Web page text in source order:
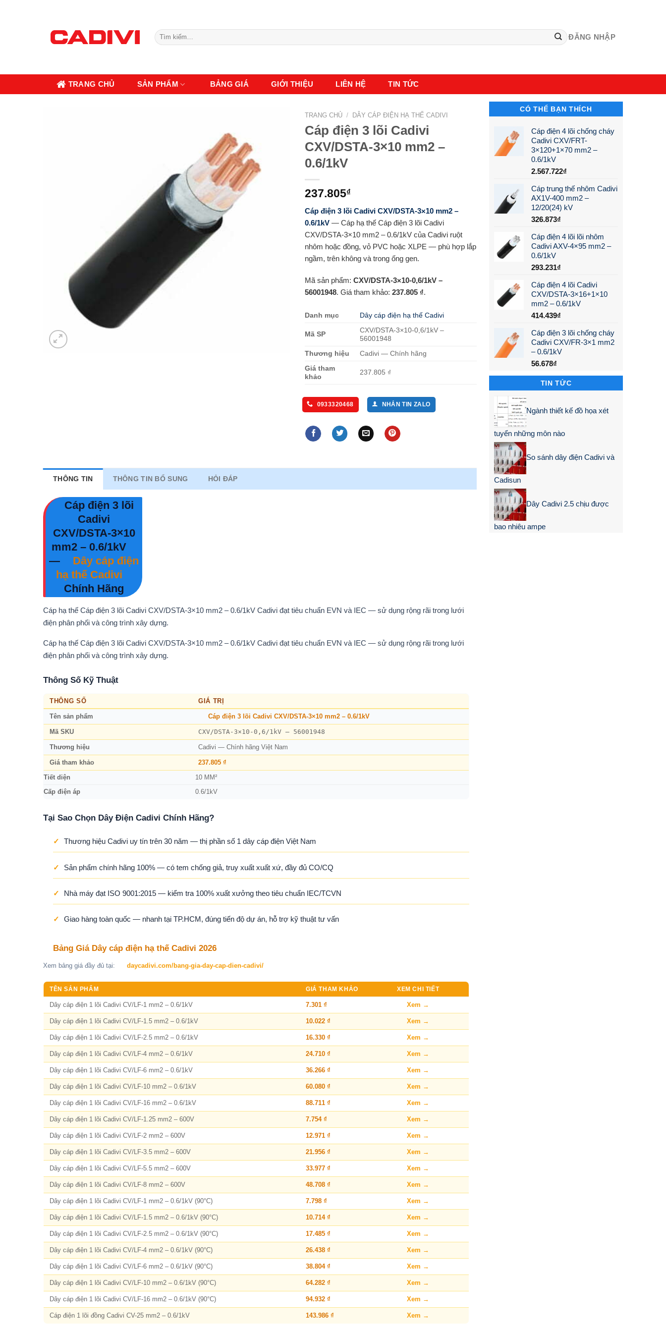
Tìm
kiếm:
ĐĂNG NHẬP
TRANG CHỦ SẢN PHẨM BẢNG GIÁ GIỚI THIỆU LIÊN HỆ TIN TỨC
CÓ THỂ BẠN THÍCH
Cáp điện 4 lõi chống cháy
Cadivi CXV/FRT-
3×120+1×70 mm2 –
0.6/1kV
2.567.722₫
Cáp trung thế nhôm Cadivi
AX1V-400 mm2 –
12/20(24) kV
326.873₫
Cáp điện 4 lõi lõi nhôm
Cadivi AXV-4×95 mm2 –
0.6/1kV
293.231₫
Cáp điện 4 lõi Cadivi
CXV/DSTA-3×16+1×10
mm2 – 0.6/1kV
414.439₫
Cáp điện 3 lõi chống cháy
Cadivi CXV/FR-3×1 mm2
– 0.6/1kV
56.678₫
TIN TỨC
Ngành thiết kế đồ họa xét
tuyển những môn nào
So sánh dây điện Cadivi và
Cadisun
Dây Cadivi 2.5 chịu được
bao nhiêu ampe
TRANG CHỦ / DÂY CÁP ĐIỆN HẠ THẾ CADIVI
Cáp điện 3 lõi Cadivi
CXV/DSTA-3×10 mm2 –
0.6/1kV
237.805₫
Cáp điện 3 lõi Cadivi CXV/DSTA-3×10 mm2 –
0.6/1kV— Cáp hạ thế Cáp điện 3 lõi Cadivi
CXV/DSTA-3×10 mm2 – 0.6/1kV của Cadivi ruột
nhôm hoặc đồng, vỏ PVC hoặc XLPE — phù hợp lắp
ngầm, trên không và trong ống gen.
Mã sản phẩm: CXV/DSTA-3×10-0,6/1kV –
56001948. Giá tham khảo: 237.805 ₫.
Danh mục Dây cáp điện hạ thế Cadivi
Mã SP
CXV/DSTA-3×10-0,6/1kV –
56001948
Thương hiệu
Cadivi — Chính hãng
Giá tham
khảo
237.805 ₫
0933320468 NHẮN TIN ZALO
THÔNG TIN THÔNG TIN BỔ SUNG HỎI ĐÁP
Cáp điện 3 lõi
Cadivi
CXV/DSTA-3×10
mm2 – 0.6/1kV
—
Dây cáp điện
hạ thế Cadivi
Chính Hãng
Cáp hạ thế Cáp điện 3 lõi Cadivi CXV/DSTA-3×10 mm2 – 0.6/1kV Cadivi đạt tiêu chuẩn EVN và IEC — sử dụng rộng rãi trong lưới
điện phân phối và công trình xây dựng.
Cáp hạ thế Cáp điện 3 lõi Cadivi CXV/DSTA-3×10 mm2 – 0.6/1kV Cadivi đạt tiêu chuẩn EVN và IEC — sử dụng rộng rãi trong lưới
điện phân phối và công trình xây dựng.
Thông Số Kỹ Thuật
THÔNG SỐ GIÁ TRỊ
Tên sản phẩm Cáp điện 3 lõi Cadivi CXV/DSTA-3×10 mm2 – 0.6/1kV
Mã SKU CXV/DSTA-3×10-0,6/1kV – 56001948
Thương hiệu Cadivi — Chính hãng Việt Nam
Giá tham khảo 237.805 ₫
Tiết diện 10 MM²
Cấp điện áp 0.6/1kV
Tại Sao Chọn Dây Điện Cadivi Chính Hãng?
✓ Thương hiệu Cadivi uy tín trên 30 năm — thị phần số 1 dây cáp điện Việt Nam
✓ Sản phẩm chính hãng 100% — có tem chống giả, truy xuất xuất xứ, đầy đủ CO/CQ
✓ Nhà máy đạt ISO 9001:2015 — kiểm tra 100% xuất xưởng theo tiêu chuẩn IEC/TCVN
✓ Giao hàng toàn quốc — nhanh tại TP.HCM, đúng tiến độ dự án, hỗ trợ kỹ thuật tư vấn
Bảng Giá Dây cáp điện hạ thế Cadivi 2026
Xem bảng giá đầy đủ tại: daycadivi.com/bang-gia-day-cap-dien-cadivi/
TÊN SẢN PHẨM GIÁ THAM KHẢO XEM CHI TIẾT
Dây cáp điện 1 lõi Cadivi CV/LF-1 mm2 – 0.6/1kV 7.301 ₫ Xem →
Dây cáp điện 1 lõi Cadivi CV/LF-1.5 mm2 – 0.6/1kV 10.022 ₫ Xem →
Dây cáp điện 1 lõi Cadivi CV/LF-2.5 mm2 – 0.6/1kV 16.330 ₫ Xem →
Dây cáp điện 1 lõi Cadivi CV/LF-4 mm2 – 0.6/1kV 24.710 ₫ Xem →
Dây cáp điện 1 lõi Cadivi CV/LF-6 mm2 – 0.6/1kV 36.266 ₫ Xem →
Dây cáp điện 1 lõi Cadivi CV/LF-10 mm2 – 0.6/1kV 60.080 ₫ Xem →
Dây cáp điện 1 lõi Cadivi CV/LF-16 mm2 – 0.6/1kV 88.711 ₫ Xem →
Dây cáp điện 1 lõi Cadivi CV/LF-1.25 mm2 – 600V 7.754 ₫ Xem →
Dây cáp điện 1 lõi Cadivi CV/LF-2 mm2 – 600V 12.971 ₫ Xem →
Dây cáp điện 1 lõi Cadivi CV/LF-3.5 mm2 – 600V 21.956 ₫ Xem →
Dây cáp điện 1 lõi Cadivi CV/LF-5.5 mm2 – 600V 33.977 ₫ Xem →
Dây cáp điện 1 lõi Cadivi CV/LF-8 mm2 – 600V 48.708 ₫ Xem →
Dây cáp điện 1 lõi Cadivi CV/LF-1 mm2 – 0.6/1kV (90°C) 7.798 ₫ Xem →
Dây cáp điện 1 lõi Cadivi CV/LF-1.5 mm2 – 0.6/1kV (90°C) 10.714 ₫ Xem →
Dây cáp điện 1 lõi Cadivi CV/LF-2.5 mm2 – 0.6/1kV (90°C) 17.485 ₫ Xem →
Dây cáp điện 1 lõi Cadivi CV/LF-4 mm2 – 0.6/1kV (90°C) 26.438 ₫ Xem →
Dây cáp điện 1 lõi Cadivi CV/LF-6 mm2 – 0.6/1kV (90°C) 38.804 ₫ Xem →
Dây cáp điện 1 lõi Cadivi CV/LF-10 mm2 – 0.6/1kV (90°C) 64.282 ₫ Xem →
Dây cáp điện 1 lõi Cadivi CV/LF-16 mm2 – 0.6/1kV (90°C) 94.932 ₫ Xem →
Cáp điện 1 lõi đồng Cadivi CV-25 mm2 – 0.6/1kV 143.986 ₫ Xem →